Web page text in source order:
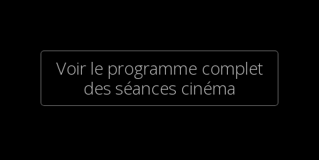
Voir le programme complet
des séances cinéma